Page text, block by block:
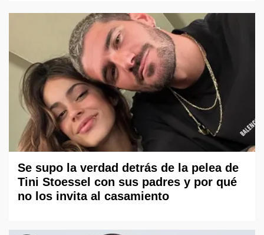
Se supo la verdad detrás de la pelea de
Tini Stoessel con sus padres y por qué
no los invita al casamiento